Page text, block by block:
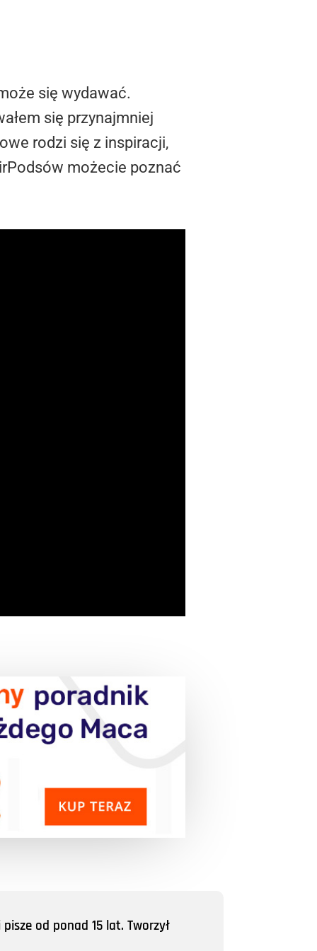
się wydawać.
się przynajmniej
rodzi się z inspiracji,
możecie poznać
od ponad 15 lat. Tworzył